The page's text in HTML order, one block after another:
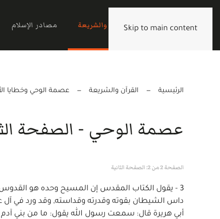
Skip to main content
الرئيسية القرآن والشريعة مصادر الإسلام
الرئيسية القرآن والشريعة عصمة الوحي وخطايا
عصمة الوحي - الصفحة
الصفحة 2 من 2: الصفحة الثانية
3 - يقول الكتاب المقدس إن المسيح وحده هو القدوس
أبي هريرة قال: سمعت رسول الله يقول: ما من بني